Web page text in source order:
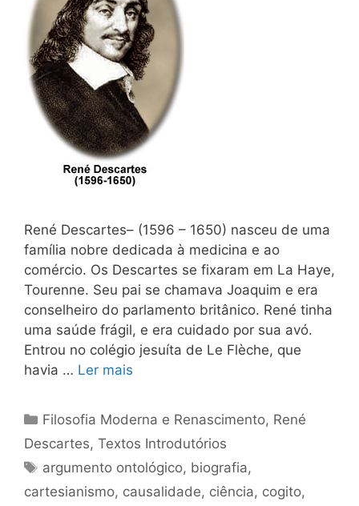
René Descartes– (1596 – 1650) nasceu de uma
família nobre dedicada à medicina e ao
comércio. Os Descartes se fixaram em La Haye,
Tourenne. Seu pai se chamava Joaquim e era
conselheiro do parlamento britânico. René tinha
uma saúde frágil, e era cuidado por sua avó.
Entrou no colégio jesuíta de Le Flèche, que
havia … Ler mais
Categorias
Filosofia Moderna e Renascimento, René
Descartes, Textos Introdutórios
Tags
argumento ontológico, biografia,
cartesianismo, causalidade, ciência, cogito,